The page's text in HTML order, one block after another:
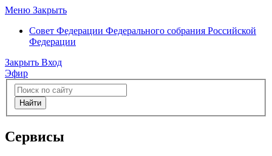
Меню Закрыть
Совет Федерации Федерального собрания Российской
Федерации
Закрыть Вход
Эфир
Найти
Сервисы